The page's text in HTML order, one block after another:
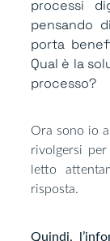
processi
pensando
porta
Qual è la
processo?
Ora sono io
rivolgersi
letto
risposta.
Quindi,